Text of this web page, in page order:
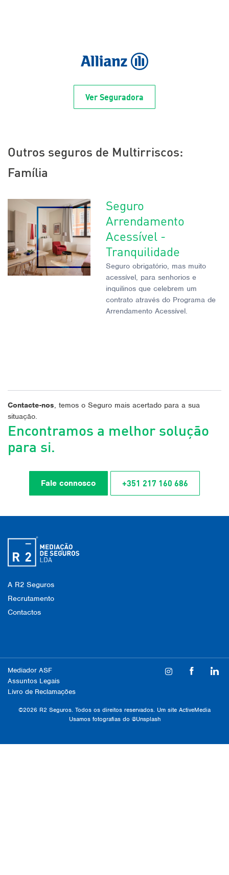
Ver Seguradora
Outros seguros de Multirriscos:
Família
Seguro
Arrendamento
Acessível -
Tranquilidade
Seguro obrigatório, mas muito
acessível, para senhorios e
inquilinos que celebrem um
contrato através do Programa de
Arrendamento Acessível.
Contacte-nos, temos o Seguro mais acertado para a sua
situação.
Encontramos a melhor solução
para si.
Fale connosco +351 217 160 686
A R2 Seguros
Recrutamento
Contactos
Mediador ASF
Assuntos Legais
Livro de Reclamações
©2026 R2 Seguros. Todos os direitos reservados. Um site ActiveMedia
Usamos fotografias do @Unsplash